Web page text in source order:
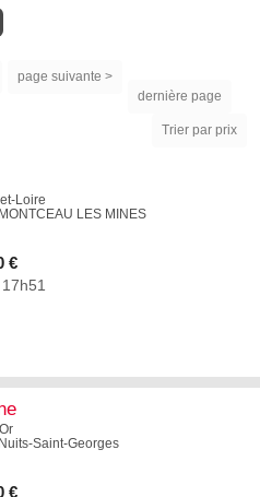
page suivante >
dernière page
Trier par prix
Loire
LES MINES
€
Saint-Georges
€